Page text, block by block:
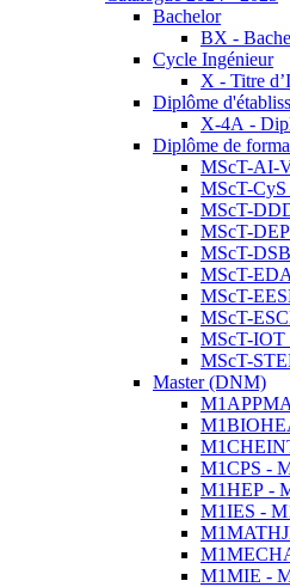
Bachelor
BX -
Cycle Ingénieur
X - Titre
Diplôme
X-4A -
Diplôme de
MScT-AI-
MScT-
MScT-
MScT-
MScT-
MScT-
MScT-
MScT-
MScT-IOT
MScT-
Master (DNM)
M1CPS -
M1HEP -
M1IES -
M1MIE -